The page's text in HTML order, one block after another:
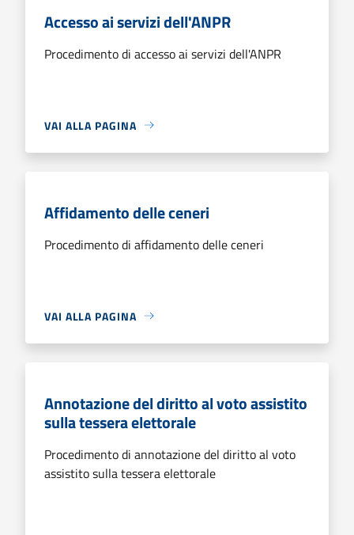
Accesso ai servizi dell'ANPR
Procedimento di accesso ai servizi dell'ANPR
VAI ALLA PAGINA
Affidamento delle ceneri
Procedimento di affidamento delle ceneri
VAI ALLA PAGINA
Annotazione del diritto al voto assistito
sulla tessera elettorale
Procedimento di annotazione del diritto al voto
assistito sulla tessera elettorale